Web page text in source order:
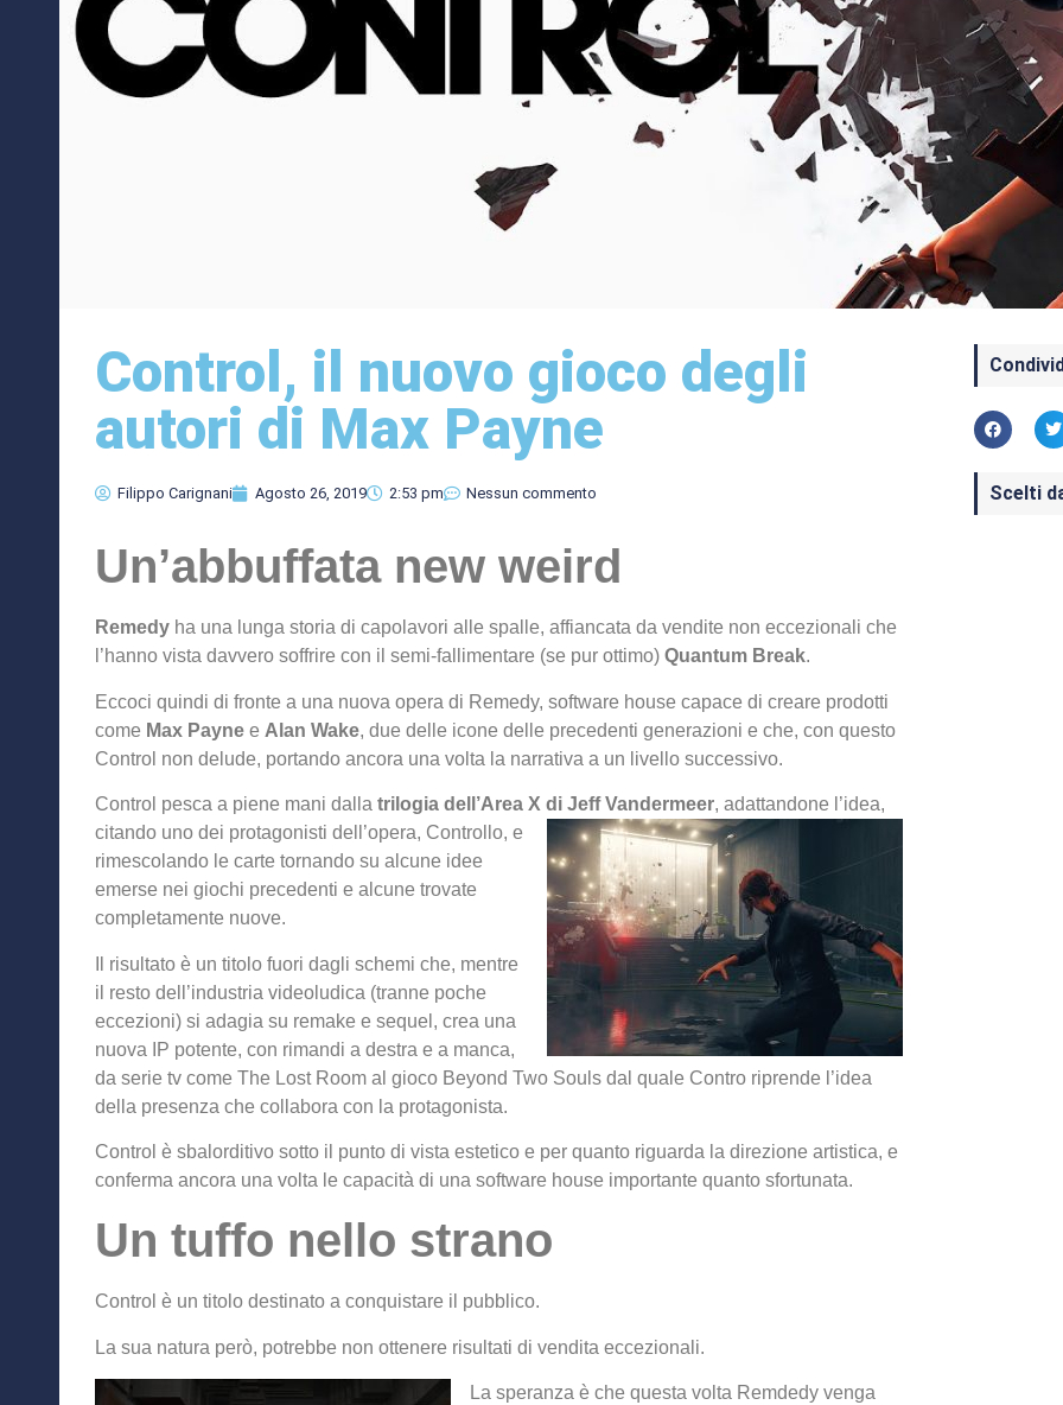
Control, il nuovo gioco degli
autori di Max Payne
Filippo Carignani Agosto 26, 2019 2:53 pm Nessun commento
Un’abbuffata new weird
Remedy ha una lunga storia di capolavori alle spalle, affiancata da vendite non eccezionali che
l’hanno vista davvero soffrire con il semi-fallimentare (se pur ottimo) Quantum Break.
Eccoci quindi di fronte a una nuova opera di Remedy, software house capace di creare prodotti
come Max Payne e Alan Wake, due delle icone delle precedenti generazioni e che, con questo
Control non delude, portando ancora una volta la narrativa a un livello successivo.
Control pesca a piene mani dalla trilogia dell’Area X di Jeff Vandermeer, adattandone l’idea,
citando uno dei protagonisti dell’opera, Controllo, e
rimescolando le carte tornando su alcune idee
emerse nei giochi precedenti e alcune trovate
completamente nuove.
Il risultato è un titolo fuori dagli schemi che, mentre
il resto dell’industria videoludica (tranne poche
eccezioni) si adagia su remake e sequel, crea una
nuova IP potente, con rimandi a destra e a manca,
da serie tv come The Lost Room al gioco Beyond Two Souls dal quale Contro riprende l’idea
della presenza che collabora con la protagonista.
Control è sbalorditivo sotto il punto di vista estetico e per quanto riguarda la direzione artistica, e
conferma ancora una volta le capacità di una software house importante quanto sfortunata.
Un tuffo nello strano
Control è un titolo destinato a conquistare il pubblico.
La sua natura però, potrebbe non ottenere risultati di vendita eccezionali.
La speranza è che questa volta Remdedy venga
Scelti